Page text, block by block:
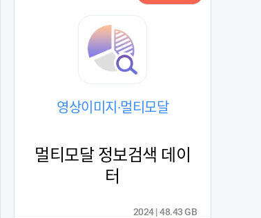
영상이미지·멀티모달
멀티모달 정보검색 데이
터
2024 | 48.43 GB